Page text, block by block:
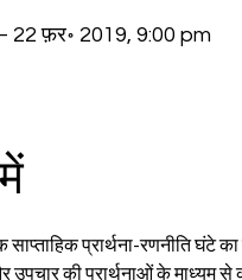
22 फ़र॰ 2019, 9:00 pm
प्रार्थना-रणनीति घंटे
और उपचार की प्रार्थनाओं के